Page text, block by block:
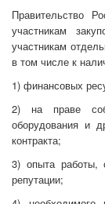
Правительство
участникам
участникам
в том числе к
1) финансовых
2) на праве
оборудования и
контракта;
3) опыта работы,
репутации;